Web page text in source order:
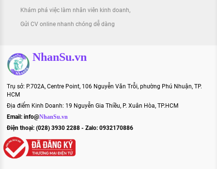
Khám phá việc làm nhân viên kinh doanh
Gửi CV online nhanh chóng dễ dàng
NhanSu.vn
Trụ sở: P.702A, Centre Point, 106 Nguyễn Văn Trỗi, phường Phú Nhuận, TP.
HCM
Địa điểm Kinh Doanh: 19 Nguyễn Gia Thiều, P. Xuân Hòa, TP.HCM
Email: info@NhanSu.vn
Điện thoại: (028) 3930 2288 - Zalo: 0932170886